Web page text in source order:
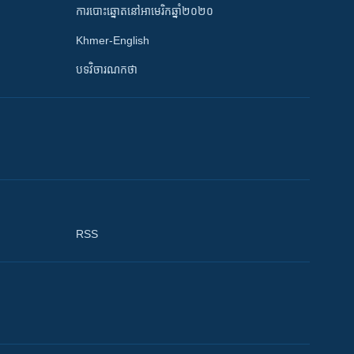
ការបោះឆ្នោតនៅអាមេរិកឆ្នាំ២០២០
Khmer-English
បទវិចារណកថា
RSS